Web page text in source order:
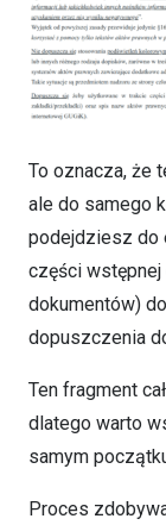
To oznacza, że
ale do samego
podejdziesz do
części
dokumentów)
dopuszczenia
Ten fragment
dlatego warto
samym
Proces